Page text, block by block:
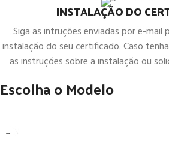
INSTALAÇÃO DO
Siga as intruções enviadas por e-mail
instalação do seu certificado. Caso
as instruções sobre a instalação ou
Escolha o Modelo